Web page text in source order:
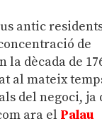
antic
de
dècada de
al mateix
del negoci, ja
ara el Palau